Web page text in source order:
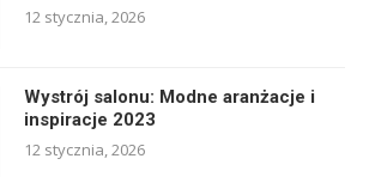
12 stycznia, 2026
Wystrój salonu: Modne aranżacje i
inspiracje 2023
12 stycznia, 2026